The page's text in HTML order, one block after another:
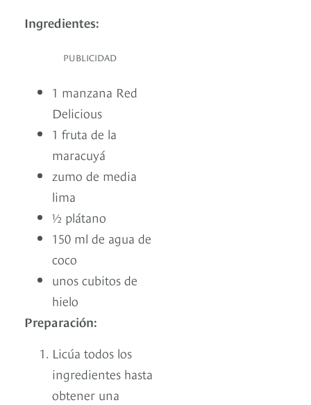
Ingredientes:
PUBLICIDAD
1 manzana Red
Delicious
1 fruta de la
maracuyá
zumo de media
lima
½ plátano
150 ml de agua de
coco
unos cubitos de
hielo
Preparación:
Licúa todos los
ingredientes hasta
obtener una